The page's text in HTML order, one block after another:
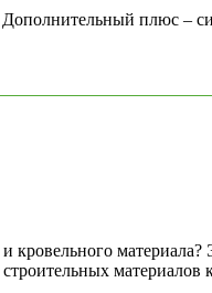
Дополнительный плюс –
материалов